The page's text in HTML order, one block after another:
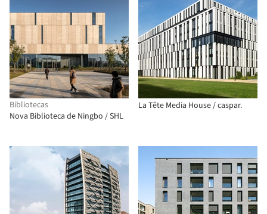
Bibliotecas
Nova Biblioteca de Ningbo / SHL
La Tête Media House / caspar.